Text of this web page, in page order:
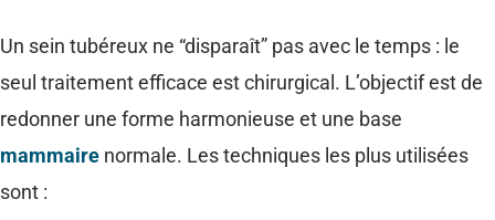
Un sein tubéreux ne “disparaît” pas avec le temps : le
seul traitement efficace est chirurgical. L’objectif est de
redonner une forme harmonieuse et une base
mammaire normale. Les techniques les plus utilisées
sont :